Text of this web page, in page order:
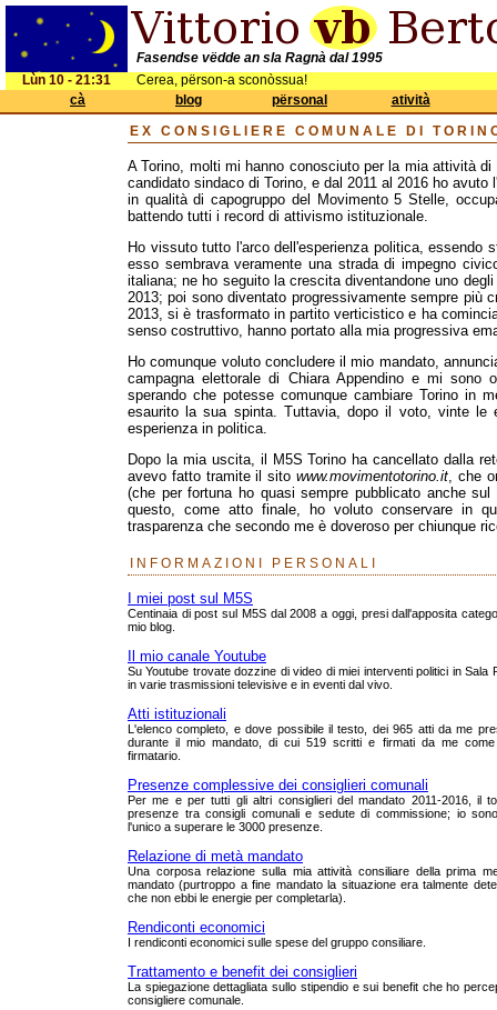
Fasendse vëdde an sla Ragnà dal 1995
Lùn 10 - 21:31
Cerea, përson-a sconòssua!
cà
blog përsonal
atività
EX CONSIGLIERE COMUNALE DI
A Torino, molti mi hanno conosciuto per la mia attività
candidato sindaco di Torino, e dal 2011 al 2016 ho
in qualità di capogruppo del Movimento 5 Stelle,
battendo tutti i record di attivismo istituzionale.
Ho vissuto tutto l'arco dell'esperienza politica, essendo
esso sembrava veramente una strada di impegno
italiana; ne ho seguito la crescita diventandone uno
2013; poi sono diventato progressivamente sempre più
2013, si è trasformato in partito verticistico e ha
senso costruttivo, hanno portato alla mia progressiva
Ho comunque voluto concludere il mio mandato,
campagna elettorale di Chiara Appendino e mi
sperando che potesse comunque cambiare Torino in
esaurito la sua spinta. Tuttavia, dopo il voto, vinte
esperienza in politica.
Dopo la mia uscita, il M5S Torino ha cancellato dalla
avevo fatto tramite il sito www.movimentotorino.it, che
(che per fortuna ho quasi sempre pubblicato anche
questo, come atto finale, ho voluto conservare in
trasparenza che secondo me è doveroso per chiunque
INFORMAZIONI PERSONALI
I miei post sul M5S
Centinaia di post sul M5S dal 2008 a oggi, presi dall'apposita
mio blog.
Il mio canale Youtube
Su Youtube trovate dozzine di video di miei interventi politici in Sala
in varie trasmissioni televisive e in eventi dal vivo.
Atti istituzionali
L'elenco completo, e dove possibile il testo, dei 965 atti da me
durante il mio mandato, di cui 519 scritti e firmati da me come
firmatario.
Presenze complessive dei consiglieri comunali
Per me e per tutti gli altri consiglieri del mandato 2011-2016, il
presenze tra consigli comunali e sedute di commissione; io
l'unico a superare le 3000 presenze.
Relazione di metà mandato
Una corposa relazione sulla mia attività consiliare della prima
mandato (purtroppo a fine mandato la situazione era talmente
che non ebbi le energie per completarla).
Rendiconti economici
I rendiconti economici sulle spese del gruppo consiliare.
Trattamento e benefit dei consiglieri
La spiegazione dettagliata sullo stipendio e sui benefit che ho
consigliere comunale.